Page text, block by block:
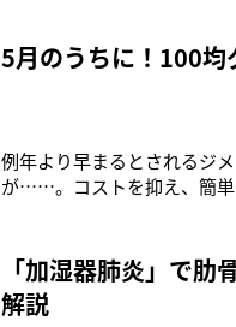
5月のうちに！100均
例年より早まるとされるジ
が……。コストを抑え、簡単
ている。ジメジメした天気
という人も多いのではない
「加湿器肺炎」で
解説